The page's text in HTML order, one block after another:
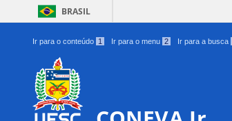
BRASIL
Ir para o conteúdo 1 Ir para o menu 2 Ir para a busca